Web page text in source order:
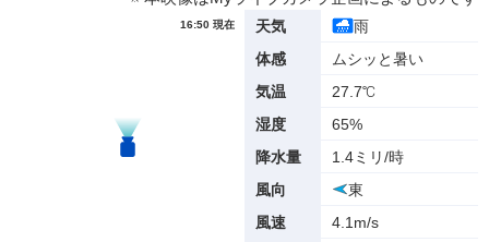
16:50 現在 天気
雨
体感
ムシッと暑い
気温
27.7℃
湿度
65%
降水量
1.4ミリ/時
風向
東
風速
4.1m/s